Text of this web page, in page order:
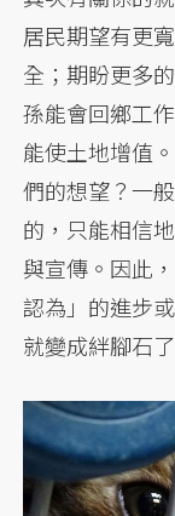
居民期望有更
全；期盼更多
孫能會回鄉工
能使土地增值
們的想望？一
的，只能相信
與宣傳。因此
認為」的進步
就變成絆腳石了